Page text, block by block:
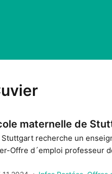
maternelle de
Stuttgart recherche un
Offre d´emploi professeur